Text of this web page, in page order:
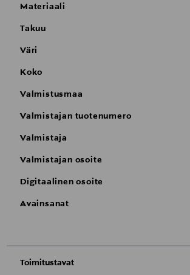
Materiaali
Takuu
Väri
Koko
Valmistusmaa
Valmistajan tuotenumero
Valmistaja
Valmistajan osoite
Digitaalinen osoite
Avainsanat
Toimitustavat